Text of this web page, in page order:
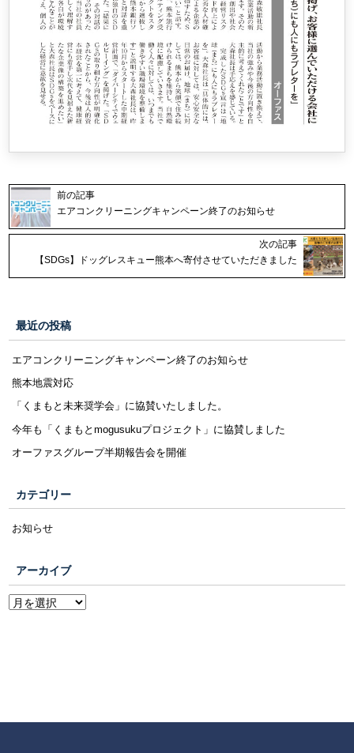
前の記事
エアコンクリーニングキャンペーン終了のお知らせ
次の記事
【SDGs】ドッグレスキュー熊本へ寄付させていただきました
最近の投稿
エアコンクリーニングキャンペーン終了のお知らせ
熊本地震対応
「くまもと未来奨学会」に協賛いたしました。
今年も「くまもとmogusukuプロジェクト」に協賛しました
オーファスグループ半期報告会を開催
カテゴリー
お知らせ
アーカイブ